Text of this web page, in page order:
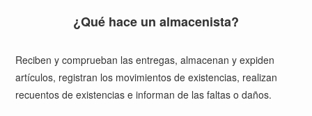
¿Qué hace un almacenista?
Reciben y comprueban las entregas, almacenan y expiden
artículos, registran los movimientos de existencias, realizan
recuentos de existencias e informan de las faltas o daños.